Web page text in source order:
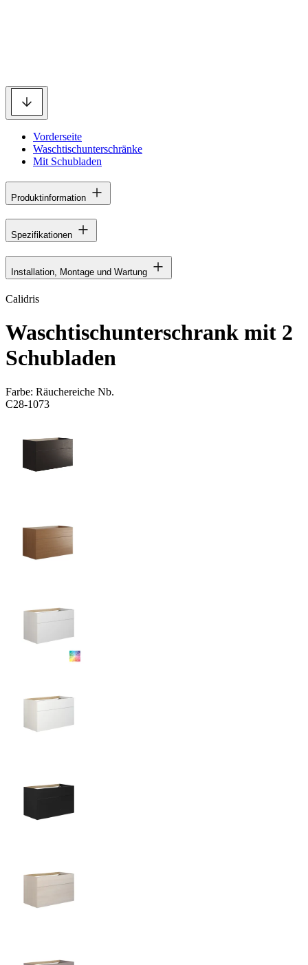
Vorderseite
Waschtischunterschränke
Mit Schubladen
Produktinformation
Spezifikationen
Installation, Montage und Wartung
Calidris
Waschtischunterschrank mit 2
Schubladen
Farbe: Räuchereiche Nb.
C28-1073